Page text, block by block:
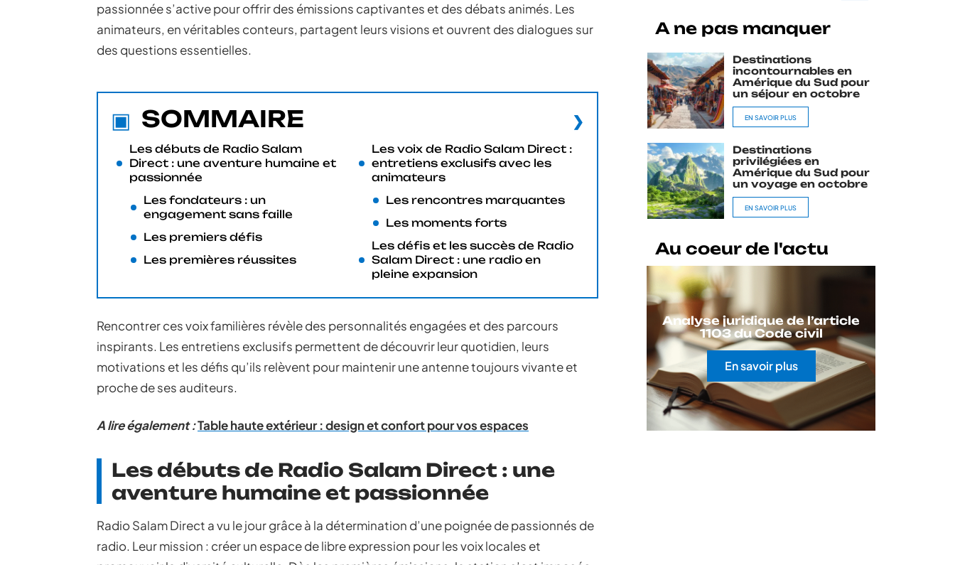
passionnée s’active pour offrir des émissions captivantes et des débats animés. Les
animateurs, en véritables conteurs, partagent leurs visions et ouvrent des dialogues sur
des questions essentielles.
SOMMAIRE
Les débuts de Radio Salam
Direct : une aventure humaine et
passionnée
Les fondateurs : un
engagement sans faille
Les premiers défis
Les premières réussites
Les voix de Radio Salam Direct :
entretiens exclusifs avec les
animateurs
Les rencontres marquantes
Les moments forts
Les défis et les succès de Radio
Salam Direct : une radio en
pleine expansion
Rencontrer ces voix familières révèle des personnalités engagées et des parcours
inspirants. Les entretiens exclusifs permettent de découvrir leur quotidien, leurs
motivations et les défis qu’ils relèvent pour maintenir une antenne toujours vivante et
proche de ses auditeurs.
A lire également :Table haute extérieur : design et confort pour vos espaces
Les débuts de Radio Salam Direct : une
aventure humaine et passionnée
Radio Salam Direct a vu le jour grâce à la détermination d’une poignée de passionnés de
radio. Leur mission : créer un espace de libre expression pour les voix locales et
A ne pas manquer
Destinations
incontournables en
Amérique du Sud pour
un séjour en octobre
EN SAVOIR PLUS
Destinations
privilégiées en
Amérique du Sud pour
un voyage en octobre
EN SAVOIR PLUS
Au coeur de l'actu
Analyse juridique de l’article
1103 du Code civil
En savoir plus